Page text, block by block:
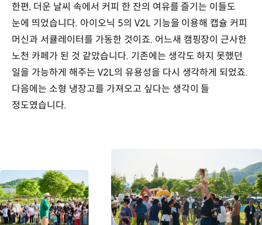
한편, 더운 날씨 속에서 커피 한 잔의 여유를 즐기는 이들도
눈에 띄었습니다. 아이오닉 5의 V2L 기능을 이용해 캡슐 커피
머신과 서큘레이터를 가동한 것이죠. 어느새 캠핑장이 근사한
노천 카페가 된 것 같았습니다. 기존에는 생각도 하지 못했던
일을 가능하게 해주는 V2L의 유용성을 다시 생각하게 되었죠.
다음에는 소형 냉장고를 가져오고 싶다는 생각이 들
정도였습니다.